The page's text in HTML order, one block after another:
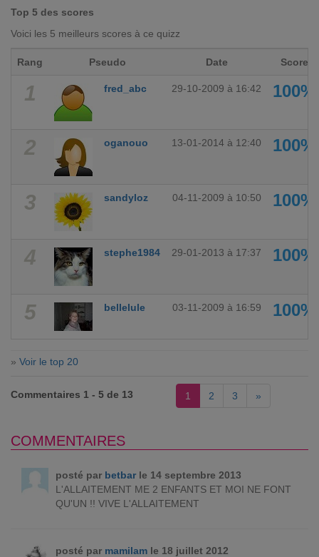
Top 5 des scores
Voici les 5 meilleurs scores à ce quizz
Rang Pseudo Date Score
1 fred_abc 29-10-2009 à 16:42 100%
2 oganouo 13-01-2014 à 12:40 100%
3 sandyloz 04-11-2009 à 10:50 100%
4 stephe1984 29-01-2013 à 17:37 100%
5 bellelule 03-11-2009 à 16:59 100%
» Voir le top 20
Commentaires 1 - 5 de 13 1 2 3 »
COMMENTAIRES
posté par betbarle 14 septembre 2013
L'ALLAITEMENT ME 2 ENFANTS ET MOI NE FONT
QU'UN !! VIVE L'ALLAITEMENT
posté par mamilamle 18 juillet 2012